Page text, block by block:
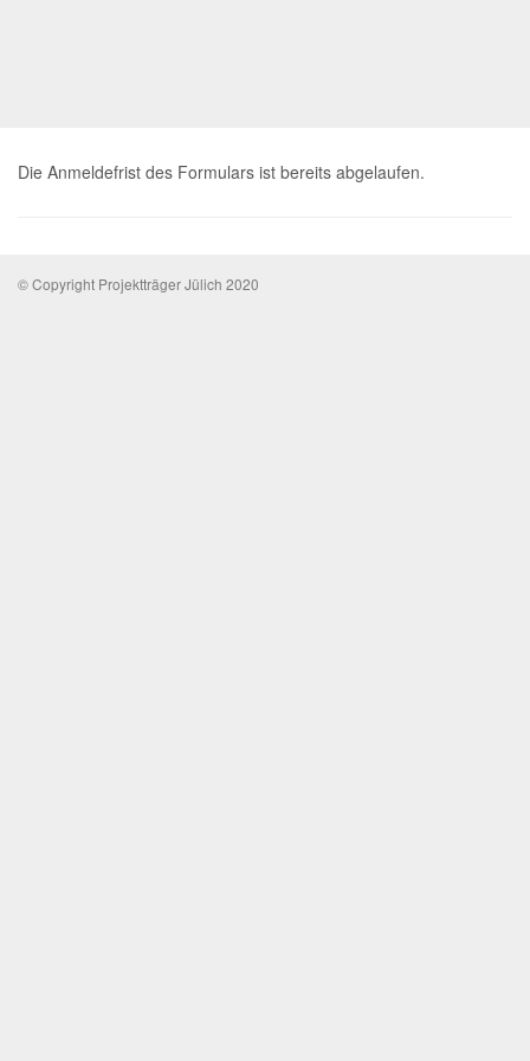
Die Anmeldefrist des Formulars ist bereits abgelaufen.
© Copyright Projektträger Jülich 2020